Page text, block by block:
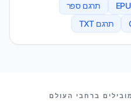
תרגם ספר
תרגם TXT
ברחבי העולם